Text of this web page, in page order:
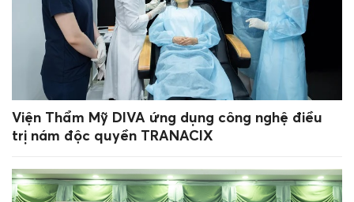
Viện Thẩm Mỹ DIVA ứng dụng công nghệ điều
trị nám độc quyền TRANACIX